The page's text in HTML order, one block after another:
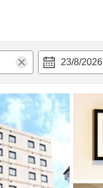
23/8/2026
ก